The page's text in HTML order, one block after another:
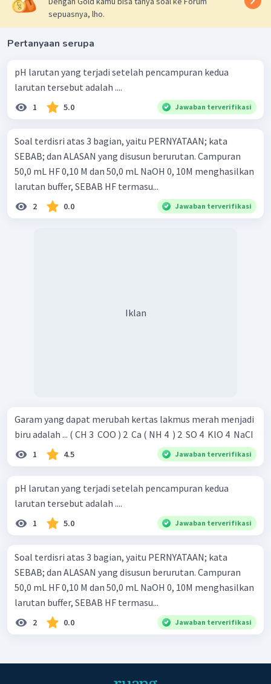
sepuasnya, lho.
Pertanyaan serupa
pH larutan yang terjadi setelah pencampuran kedua
larutan tersebut adalah ....
1 5.0 Jawaban terverifikasi
Soal terdisri atas 3 bagian, yaitu PERNYATAAN; kata
SEBAB; dan ALASAN yang disusun berurutan. Campuran
50,0 mL HF 0,10 M dan 50,0 mL NaOH 0, 10M menghasilkan
larutan buffer, SEBAB HF termasu...
2 0.0 Jawaban terverifikasi
Iklan
Garam yang dapat merubah kertas lakmus merah menjadi
biru adalah ... ( CH 3 ​ COO ) 2 ​ Ca ( NH 4 ​ ) 2 ​ SO 4 ​ KlO 4 ​ NaCI
1 4.5 Jawaban terverifikasi
pH larutan yang terjadi setelah pencampuran kedua
larutan tersebut adalah ....
1 5.0 Jawaban terverifikasi
Soal terdisri atas 3 bagian, yaitu PERNYATAAN; kata
SEBAB; dan ALASAN yang disusun berurutan. Campuran
50,0 mL HF 0,10 M dan 50,0 mL NaOH 0, 10M menghasilkan
larutan buffer, SEBAB HF termasu...
2 0.0 Jawaban terverifikasi